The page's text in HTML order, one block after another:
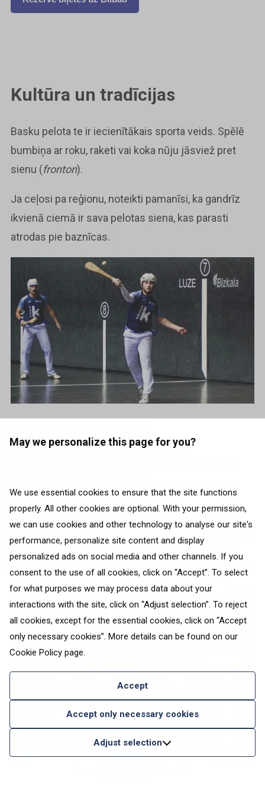
May we personalize this page for you?
We use essential cookies to ensure that the site functions
properly. All other cookies are optional. With your permission,
we can use cookies and other technology to analyse our site's
performance, personalize site content and display
personalized ads on social media and other channels. If you
consent to the use of all cookies, click on “Accept”. To select
for what purposes we may process data about your
interactions with the site, click on “Adjust selection”. To reject
all cookies, except for the essential cookies, click on “Accept
only necessary cookies”. More details can be found on our
Cookie Policy page.
Accept
Accept only necessary cookies
Adjust selection
Kultūra un tradīcijas
Basku pelota te ir iecienītākais sporta veids. Spēlē
bumbiņa ar roku, raketi vai koka nūju jāsviež pret
sienu (fronton).
Ja ceļosi pa reģionu, noteikti pamanīsi, ka gandrīz
ikvienā ciemā ir sava pelotas siena, kas parasti
atrodas pie baznīcas.
Dodies ekskursijā, lai uzzinātu vairāk par pašu ēku
un pelotu. Iejūties vietējo ādā un iegādājies biļeti uz
pelotas maču vai iznomā kortu un patrenē savas
pelotas prasmes.